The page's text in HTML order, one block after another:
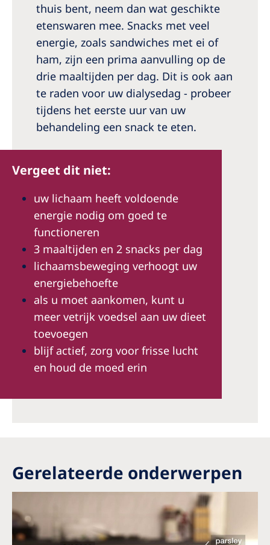
thuis bent, neem dan wat geschikte
etenswaren mee. Snacks met veel
energie, zoals sandwiches met ei of
ham, zijn een prima aanvulling op de
drie maaltijden per dag. Dit is ook aan
te raden voor uw dialysedag - probeer
tijdens het eerste uur van uw
behandeling een snack te eten.
Vergeet dit niet:
uw lichaam heeft voldoende
energie nodig om goed te
functioneren
3 maaltijden en 2 snacks per dag
lichaamsbeweging verhoogt uw
energiebehoefte
als u moet aankomen, kunt u
meer vetrijk voedsel aan uw dieet
toevoegen
blijf actief, zorg voor frisse lucht
en houd de moed erin
Gerelateerde onderwerpen